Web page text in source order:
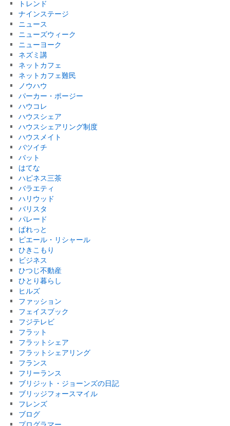
トレンド
ナインステージ
ニュース
ニューズウィーク
ニューヨーク
ネズミ講
ネットカフェ
ネットカフェ難民
ノウハウ
パーカー・ポージー
ハウコレ
ハウスシェア
ハウスシェアリング制度
ハウスメイト
バツイチ
バット
はてな
ハピネス三茶
バラエティ
ハリウッド
バリスタ
パレード
ぱれっと
ピエール・リシャール
ひきこもり
ビジネス
ひつじ不動産
ひとり暮らし
ヒルズ
ファッション
フェイスブック
フジテレビ
フラット
フラットシェア
フラットシェアリング
フランス
フリーランス
ブリジット・ジョーンズの日記
ブリッジフォースマイル
フレンズ
ブログ